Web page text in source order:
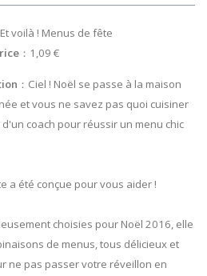
Et voilà ! Menus de fête
：1,09 €
：Ciel ! Noël se passe à la maison
et vous ne savez pas quoi cuisiner
d'un coach pour réussir un menu chic
a été conçue pour vous aider !
choisies pour Noël 2016, elle
de menus, tous délicieux et
ne pas passer votre réveillon en